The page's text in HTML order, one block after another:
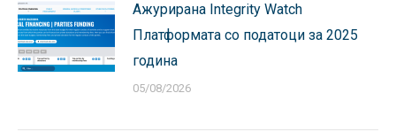
Ажурирана Integrity Watch
Платформата со податоци за 2025
година
05/08/2026